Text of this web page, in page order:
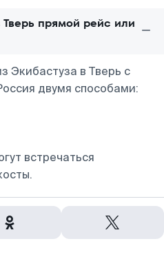
прямой рейс или
Экибастуза в Тверь с
двумя способами:
встречаться